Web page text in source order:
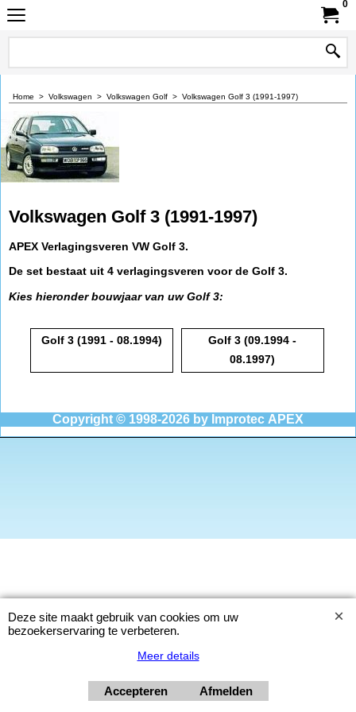
0
Home > Volkswagen > Volkswagen Golf > Volkswagen Golf 3 (1991-1997)
Volkswagen Golf 3 (1991-1997)
APEX Verlagingsveren VW Golf 3.
De set bestaat uit 4 verlagingsveren voor de Golf 3.
Kies hieronder bouwjaar van uw Golf 3:
Golf 3 (1991 - 08.1994)
Golf 3 (09.1994 -
08.1997)
Copyright © 1998-2026 by Improtec APEX
Deze site maakt gebruik van cookies om uw
bezoekerservaring te verbeteren.
Meer details
Accepteren Afmelden